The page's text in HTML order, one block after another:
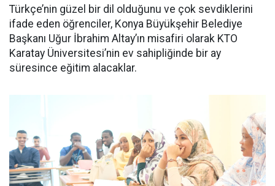
Türkçe’nin güzel bir dil olduğunu ve çok sevdiklerini
ifade eden öğrenciler, Konya Büyükşehir Belediye
Başkanı Uğur İbrahim Altay’ın misafiri olarak KTO
Karatay Üniversitesi’nin ev sahipliğinde bir ay
süresince eğitim alacaklar.